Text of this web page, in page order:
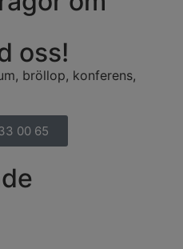
oss!
bröllop, konferens,
00 65